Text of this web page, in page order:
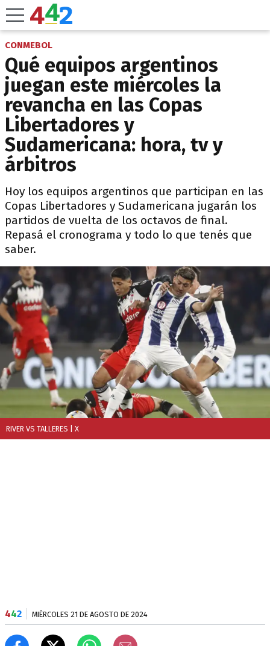
CONMEBOL
Qué equipos argentinos
juegan este miércoles la
revancha en las Copas
Libertadores y
Sudamericana: hora, tv y
árbitros
Hoy los equipos argentinos que participan en las
Copas Libertadores y Sudamericana jugarán los
partidos de vuelta de los octavos de final.
Repasá el cronograma y todo lo que tenés que
saber.
RIVER VS TALLERES | X
442 MIÉRCOLES 21 DE AGOSTO DE 2024